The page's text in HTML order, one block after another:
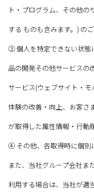
ト・プログラム、その他の
する ものも含みます。) の
➂ 個人を特定できない状態
品の開発その他サービスの
サービス(ウェブサイト・
体験の改善・向上、お客さ
が取得した属性情報・行
➃ その他、各取得時に個別
また、当社グループ会社ま
利用する場合は、当社が適